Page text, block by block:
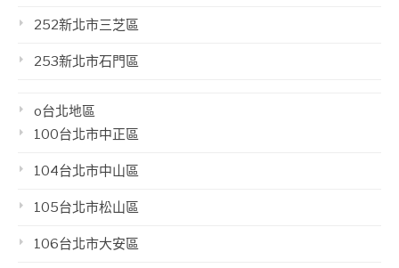
252新北市三芝區
253新北市石門區
o台北地區
100台北市中正區
104台北市中山區
105台北市松山區
106台北市大安區